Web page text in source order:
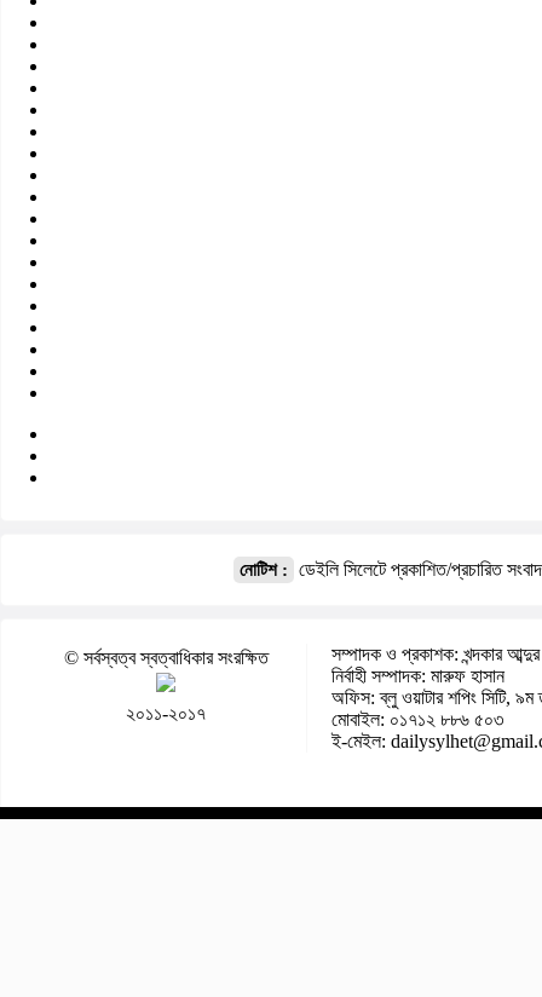
নোটিশ : ডেইলি সিলেটে প্রকাশিত/প্রচারিত
© সর্বস্বত্ব স্বত্বাধিকার সংরক্ষিত
২০১১-২০১৭
সম্পাদক ও প্রকাশক: খন্দকার আব্দুর
নির্বাহী সম্পাদক: মারুফ হাসান
অফিস: ব্লু ওয়াটার শপিং সিটি, ৯ম
মোবাইল: ০১৭১২ ৮৮৬ ৫০৩
ই-মেইল: